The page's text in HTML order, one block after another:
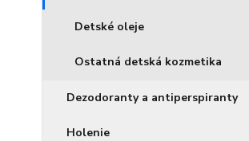
Detské oleje
Ostatná detská kozmetika
Dezodoranty a antiperspiranty
Holenie